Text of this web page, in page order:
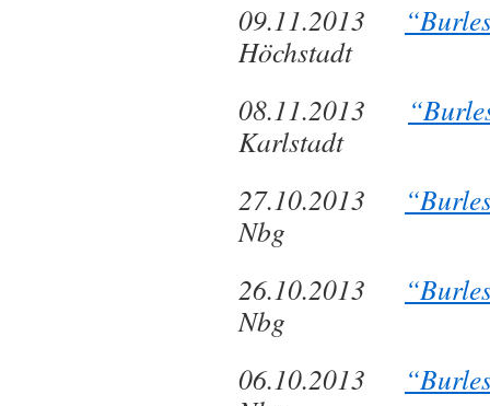
09.11.2013
Höchstadt
08.11.2013
Karlstadt
27.10.2013
Nbg
26.10.2013
Nbg
06.10.2013